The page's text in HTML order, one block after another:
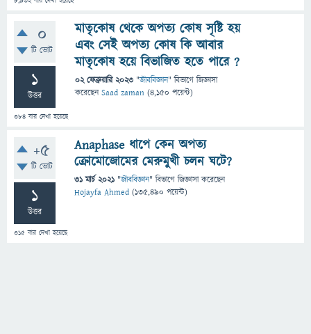
0
টি ভোট
1
উত্তর
384 বার দেখা হয়েছে
মাতৃকোষ থেকে অপত্য কোষ সৃষ্টি হয়
এবং সেই অপত্য কোষ কি আবার
মাতৃকোষ হয়ে বিভাজিত হতে পারে ?
02 ফেব্রুয়ারি 2023 "জীববিজ্ঞান" বিভাগে জিজ্ঞাসা
করেছেনSaad zaman (4,150 পয়েন্ট)
+5
টি ভোট
1
উত্তর
315 বার দেখা হয়েছে
Anaphase ধাপে কেন অপত্য
ক্রোমোজোমের মেরুমুখী চলন ঘটে?
31 মার্চ 2021 "জীববিজ্ঞান" বিভাগে জিজ্ঞাসাকরেছেন
Hojayfa Ahmed (135,490 পয়েন্ট)